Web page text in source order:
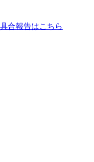
合報告はこちら